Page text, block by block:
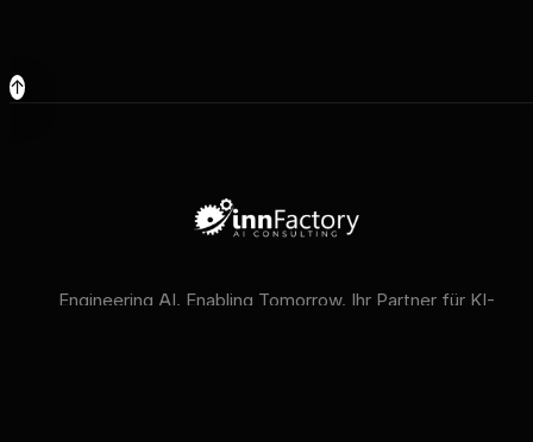
↑
Engineering AI. Enabling Tomorrow. Ihr Partner für KI-